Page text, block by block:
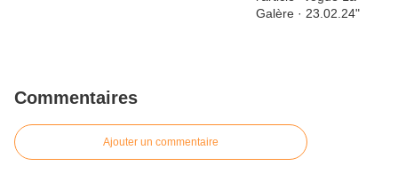
Commentaires
Ajouter un commentaire